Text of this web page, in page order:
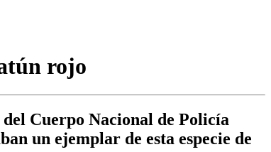
rojo
Cuerpo Nacional de Policía
un ejemplar de esta especie de